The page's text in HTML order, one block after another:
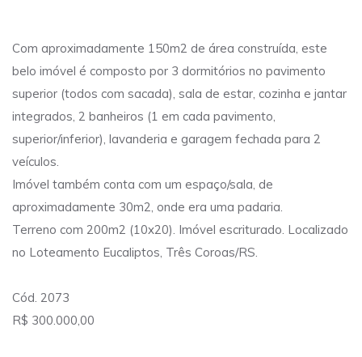
Com aproximadamente 150m2 de área construída, este
belo imóvel é composto por 3 dormitórios no pavimento
superior (todos com sacada), sala de estar, cozinha e jantar
integrados, 2 banheiros (1 em cada pavimento,
superior/inferior), lavanderia e garagem fechada para 2
veículos.
Imóvel também conta com um espaço/sala, de
aproximadamente 30m2, onde era uma padaria.
Terreno com 200m2 (10x20). Imóvel escriturado. Localizado
no Loteamento Eucaliptos, Três Coroas/RS.
Cód. 2073
R$ 300.000,00